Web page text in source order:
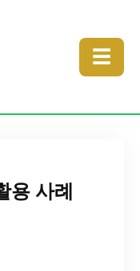
☰
용 사례